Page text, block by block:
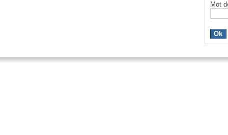
Mot